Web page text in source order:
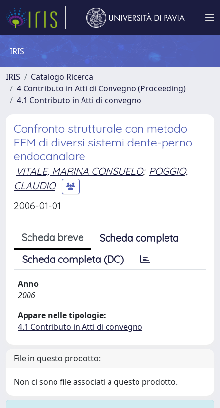
IRIS
IRIS
Catalogo Ricerca
4 Contributo in Atti di Convegno (Proceeding)
4.1 Contributo in Atti di convegno
Confronto strutturale con metodo
FEM di diversi sistemi dente-perno
endocanalare
VITALE, MARINA CONSUELO; POGGIO,
CLAUDIO
2006-01-01
Scheda breve
Scheda completa
Scheda completa (DC)
Anno
2006
Appare nelle tipologie:
4.1 Contributo in Atti di convegno
File in questo prodotto:
Non ci sono file associati a questo prodotto.